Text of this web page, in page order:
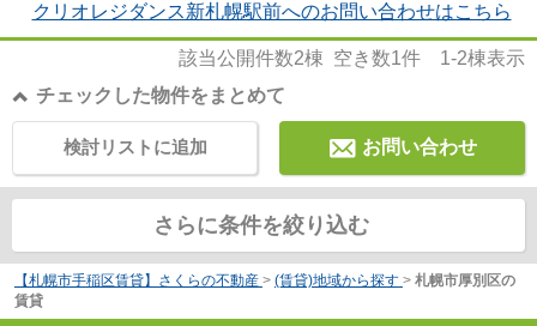
クリオレジダンス新札幌駅前へのお問い合わせはこちら
該当公開件数2棟 空き数1件 1-2棟表示
チェックした物件をまとめて
お問い合わせ
検討リストに追加
さらに条件を絞り込む
【札幌市手稲区賃貸】さくらの不動産 > (賃貸)地域から探す > 札幌市厚別区の
賃貸